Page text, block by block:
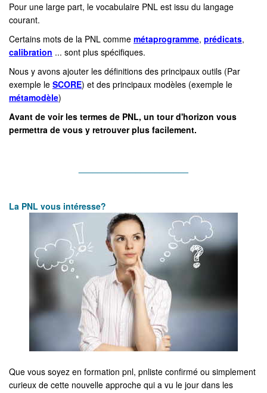
Pour une large part, le vocabulaire PNL est issu du langage
courant.
Certains mots de la PNL comme métaprogramme, prédicats,
calibration ... sont plus spécifiques.
Nous y avons ajouter les définitions des principaux outils (Par
exemple le SCORE) et des principaux modèles (exemple le
métamodèle)
Avant de voir les termes de PNL, un tour d'horizon vous
permettra de vous y retrouver plus facilement.
La PNL vous intéresse?
Que vous soyez en formation pnl, pnliste confirmé ou simplement
curieux de cette nouvelle approche qui a vu le jour dans les